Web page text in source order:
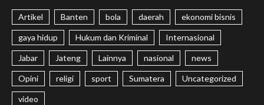
Artikel Banten bola daerah ekonomi bisnis
gaya hidup Hukum dan Kriminal Internasional
Jabar Jateng Lainnya nasional news
Opini religi sport Sumatera Uncategorized
video